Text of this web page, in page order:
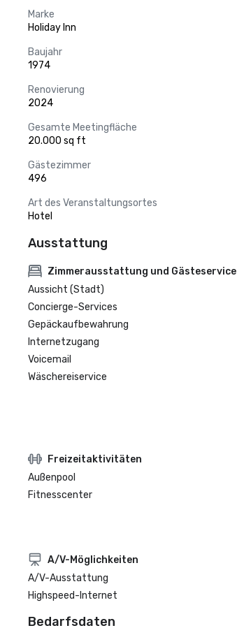
Marke
Holiday Inn
Baujahr
1974
Renovierung
2024
Gesamte Meetingfläche
20.000 sq ft
Gästezimmer
496
Art des Veranstaltungsortes
Hotel
Ausstattung
Zimmerausstattung und Gästeservice
Aussicht (Stadt)
Concierge-Services
Gepäckaufbewahrung
Internetzugang
Voicemail
Wäschereiservice
Freizeitaktivitäten
Außenpool
Fitnesscenter
A/V-Möglichkeiten
A/V-Ausstattung
Highspeed-Internet
Bedarfsdaten